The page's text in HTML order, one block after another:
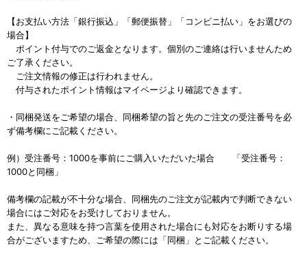
【お支払い方法「銀行振込」「郵便振替」「コンビニ払い」をお選びの
場合】
ポイント付与でのご返金となります。個別のご連絡は行いませんため
ご了承ください。
ご注文情報の修正は行われません。
付与されたポイント情報はマイページより確認できます。
・同梱発送をご希望の場合、同梱希望の旨と先のご注文の受注番号を必
ず備考欄にご記載ください。
例）受注番号：1000を事前にご購入いただいた場合 「受注番号：
1000と同梱」
備考欄の記載が不十分な場合、同梱先のご注文が記載内で判断できない
場合にはご対応をお受けしておりません。
また、異なる意味を持つ言葉を使用された場合にも対応をお断りする場
合がございますため、ご希望の際には「同梱」とご記載ください。